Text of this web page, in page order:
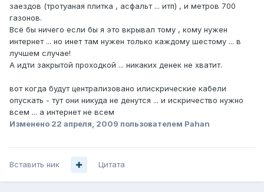
заездов (тротуаная плитка , асфальт ... итп) , и метров 700
газонов.
Всё бы ничего если бы я это вкрывал тому , кому нужен
интернет ... но инет там нужен только каждому шестому ... в
лучшем случае!
А идти закрытой проходкой ... никаких денек не хватит.
вот когда будут централизовано илискрические кабели
опускать - тут они никуда не денутся ... и искричество нужно
всем ... а интернет не всем
Изменено 22 апреля, 2009 пользователем Pahan
Вставить ник Цитата